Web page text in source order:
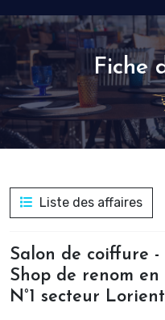
Fiche
Liste des affaires
Salon de coiffure
Shop de renom
N°1 secteur Lorient